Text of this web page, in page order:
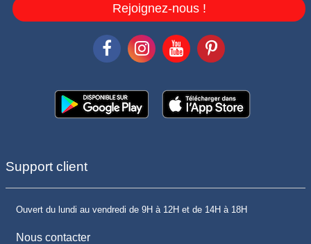
Rejoignez-nous !
Support client
Ouvert du lundi au vendredi de 9H à 12H et de 14H à 18H
Nous contacter